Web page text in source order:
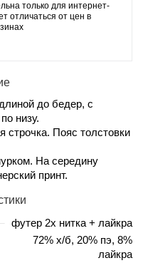
только для интернет-
отличаться от цен в
до бедер, с
низу.
строчка. Пояс толстовки
На середину
принт.
футер 2х нитка + лайкра
72% х/б, 20% пэ, 8%
лайкра